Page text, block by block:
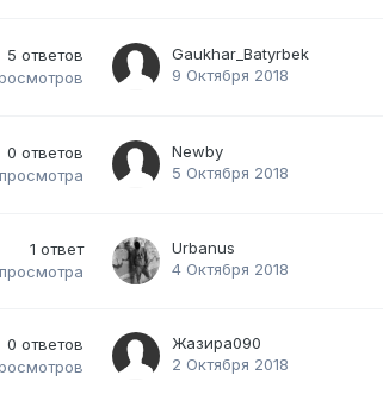
5 ответов
Gaukhar_Batyrbek
9 Октября 2018
0 ответов
просмотра
Newby
5 Октября 2018
1 ответ
просмотра
Urbanus
4 Октября 2018
0 ответов
Жазира090
2 Октября 2018